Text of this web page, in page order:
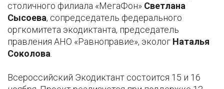
столичного филиала «МегаФон» Светлана
Сысоева, сопредседатель федерального
оргкомитета экодиктанта, председатель
правления АНО «Равноправие», эколог Наталья
Соколова.
Всероссийский Экодиктант состоится 15 и 16